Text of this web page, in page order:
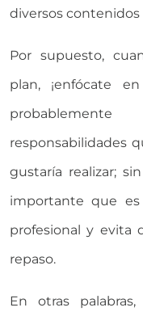
diversos
Por supuesto,
plan, ¡enfócate
responsabilidades
gustaría realizar;
importante que
profesional y evita
repaso.
En otras